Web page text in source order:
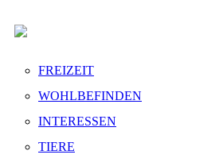
FREIZEIT
WOHLBEFINDEN
INTERESSEN
TIERE